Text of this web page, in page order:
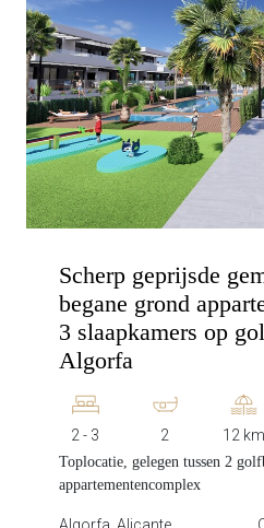
Scherp geprijsde
begane grond
3 slaapkamers op
Algorfa
2 - 3 2 12 km
Toplocatie, gelegen tussen 2
appartementencomplex